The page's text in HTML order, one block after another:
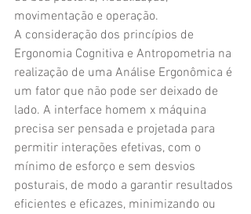
movimentação e operação.
A consideração dos princípios de
Ergonomia Cognitiva e Antropometria na
realização de uma Análise Ergonômica é
um fator que não pode ser deixado de
lado. A interface homem x máquina
precisa ser pensada e projetada para
permitir interações efetivas, com o
mínimo de esforço e sem desvios
posturais, de modo a garantir resultados
eficientes e eficazes, minimizando ou